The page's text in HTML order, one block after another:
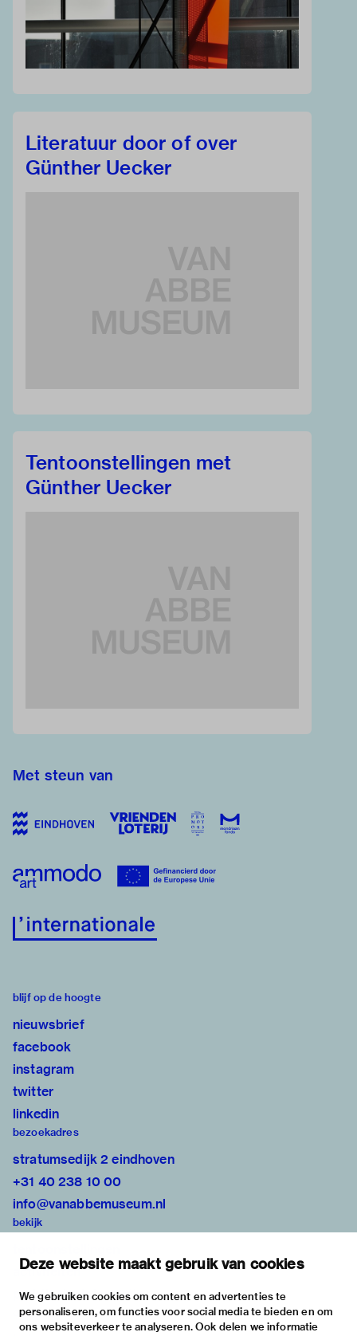
Deze website maakt gebruik van cookies
We gebruiken cookies om content en advertenties te
personaliseren, om functies voor social media te bieden en om
ons websiteverkeer te analyseren. Ook delen we informatie
Literatuur door of over
Günther Uecker
Tentoonstellingen met
Günther Uecker
Met steun van
blijf op de hoogte
nieuwsbrief
facebook
instagram
twitter
linkedin
bezoekadres
stratumsedijk 2 eindhoven
+31 40 238 10 00
info@vanabbemuseum.nl
bekijk
activiteiten
praktische informatie
over